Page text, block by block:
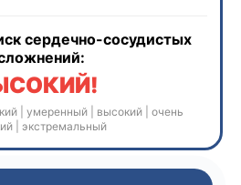
сердечно-сосудистых
| умеренный | высокий | очень
| экстремальный